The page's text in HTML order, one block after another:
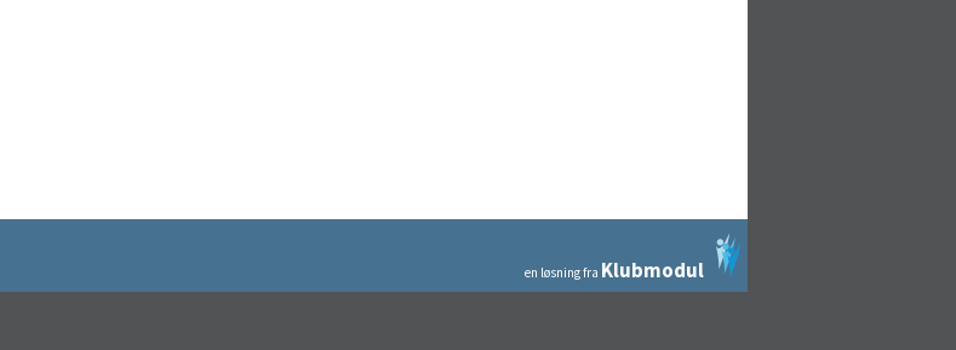
en løsning fra Klubmodul